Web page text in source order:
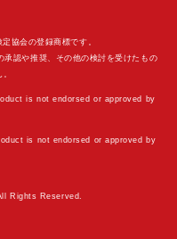
協会の登録商標です。
承認や推奨、その他の検討を受けたもの
is not endorsed or approved by
is not endorsed or approved by
Rights Reserved.